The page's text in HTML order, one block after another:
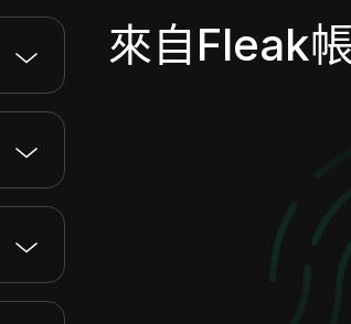
來自Fleak